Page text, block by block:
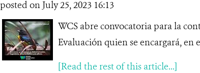
posted on July 25, 2023 16:13
WCS abre convocatoria para la
Evaluación quien se encargará, en
[Read the rest of this article...]